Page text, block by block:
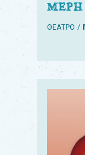
ΜΕΡΗ
ΘΕΑΤΡΟ